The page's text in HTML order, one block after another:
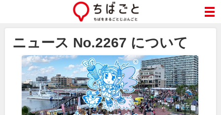
ニュース No.2267 について